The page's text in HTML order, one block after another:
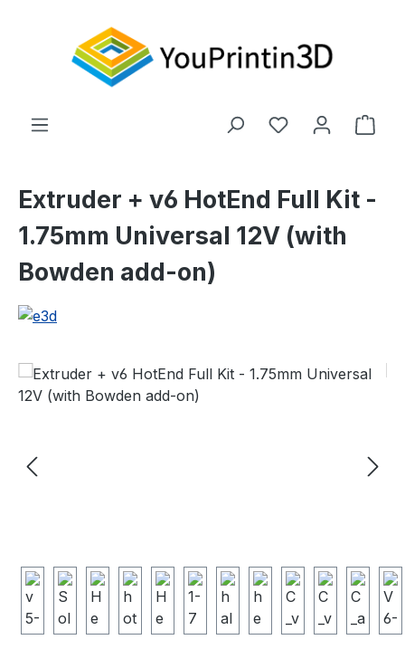
Du hast 0
Extruder + v6 HotEnd Full Kit -
1.75mm Universal 12V (with
Bowden add-on)
Bildergalerie überspringen